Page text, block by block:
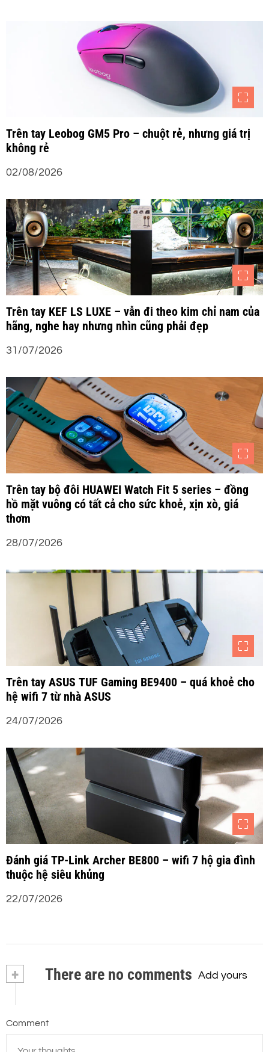
Trên tay Leobog GM5 Pro – chuột rẻ, nhưng giá trị
không rẻ
02/08/2026
Trên tay KEF LS LUXE – vẫn đi theo kim chỉ nam của
hãng, nghe hay nhưng nhìn cũng phải đẹp
31/07/2026
Trên tay bộ đôi HUAWEI Watch Fit 5 series – đồng
hồ mặt vuông có tất cả cho sức khoẻ, xịn xò, giá
thơm
28/07/2026
Trên tay ASUS TUF Gaming BE9400 – quá khoẻ cho
hệ wifi 7 từ nhà ASUS
24/07/2026
Đánh giá TP-Link Archer BE800 – wifi 7 hộ gia đình
thuộc hệ siêu khủng
22/07/2026
+ There are no comments Add yours
Comment